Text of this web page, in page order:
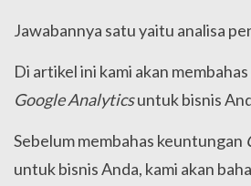
Jawabannya satu yaitu analisa
Di artikel ini kami akan
Google Analyticsuntuk bisnis
Sebelum membahas keuntungan
untuk bisnis Anda, kami akan